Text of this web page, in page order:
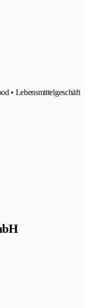
• Lebensmittelgeschäft